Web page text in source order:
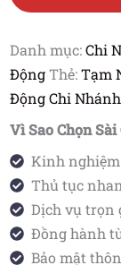
diện
lượng
Danh mục:Chi
Động Thẻ:Tạm
Động Chi Nhánh
Vì Sao Chọn Sài
Kinh
Thủ tục
Dịch vụ trọn
Đồng hành
Bảo mật